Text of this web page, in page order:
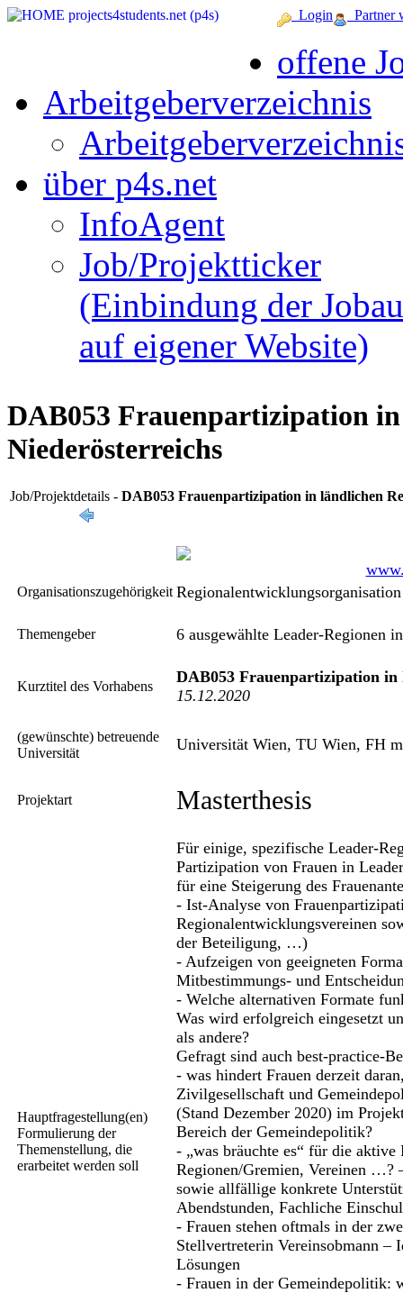
Login Partner
offene
Arbeitgeberverzeichnis
über p4s.net
InfoAgent
Job/Projektticker
(Einbindung der
auf eigener Website)
DAB053 Frauenpartizipation
Niederösterreichs
Job/Projektdetails - DAB053 Frauenpartizipation in ländlichen
Organisationszugehörigkeit Regionalentwicklungsorganisation
Themengeber 6 ausgewählte Leader-Regionen
Kurztitel des Vorhabens
DAB053 Frauenpartizipation in
15.12.2020
(gewünschte) betreuende
Universität
Universität Wien, TU Wien, FH
Projektart Masterthesis
Hauptfragestellung(en)
Formulierung der
Themenstellung, die
erarbeitet werden soll
Für einige, spezifische Leader-
Partizipation von Frauen in
für eine Steigerung des
- Ist-Analyse von
Regionalentwicklungsvereinen
der Beteiligung, …)
- Aufzeigen von geeigneten
Mitbestimmungs- und
- Welche alternativen Formate
Was wird erfolgreich eingesetzt
als andere?
Gefragt sind auch best-practice-
- was hindert Frauen derzeit
Zivilgesellschaft und
(Stand Dezember 2020) im
Bereich der Gemeindepolitik?
- „was bräuchte es“ für die
Regionen/Gremien, Vereinen …?
sowie allfällige konkrete
Abendstunden, Fachliche
- Frauen stehen oftmals in der
Stellvertreterin Vereinsobmann
Lösungen
- Frauen in der Gemeindepolitik: